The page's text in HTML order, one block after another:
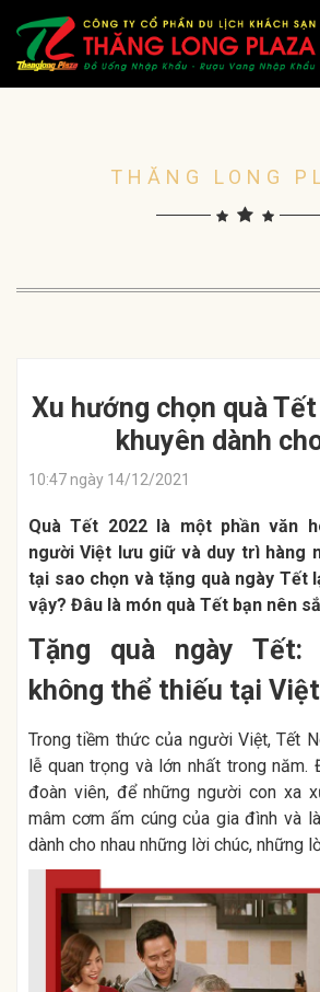
THĂNG LONG
Xu hướng chọn quà
khuyên dành
10:47 ngày 14/12/2021
Quà Tết 2022là một phần văn
người Việt lưu giữ và duy trì hàng
tại sao chọn và tặng quà ngày Tết
vậy? Đâu là món quà Tết bạn nên
Tặng quà ngày Tết:
không thể thiếu tại
Trong tiềm thức của người Việt, Tết
lễ quan trọng và lớn nhất trong
đoàn viên, để những người con xa
mâm cơm ấm cúng của gia đình và
dành cho nhau những lời chúc, những